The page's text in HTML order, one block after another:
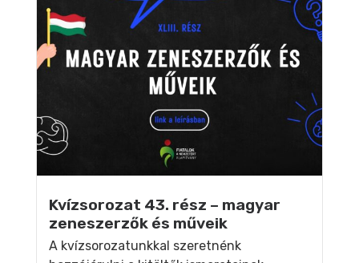
Kvízsorozat 43. rész – magyar
zeneszerzők és műveik
A kvízsorozatunkkal szeretnénk